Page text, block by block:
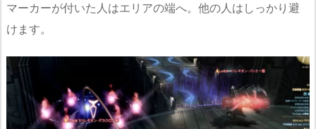
マーカーが付いた人はエリアの端へ。他の人はしっかり避
けます。